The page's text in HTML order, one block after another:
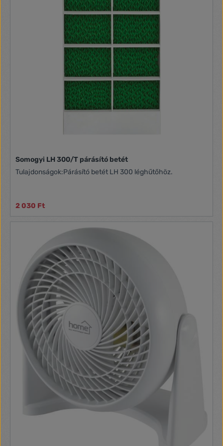
Somogyi LH 300/T párásító betét
Tulajdonságok:Párásító betét LH 300 léghűtőhöz.
2 030 Ft